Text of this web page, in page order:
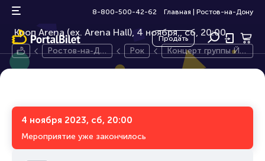
8-800-500-42-62 Главная Ростов-на-Дону
Продать
Концерт группы Йорш
Кроп Arena (ex. Arena Hall), 4 ноября,
16+
сб, 20:00
Ростов-на-До
Рок
Концерт группы Йо
4 ноября 2023, сб, 20:00
Мероприятие уже закончилось